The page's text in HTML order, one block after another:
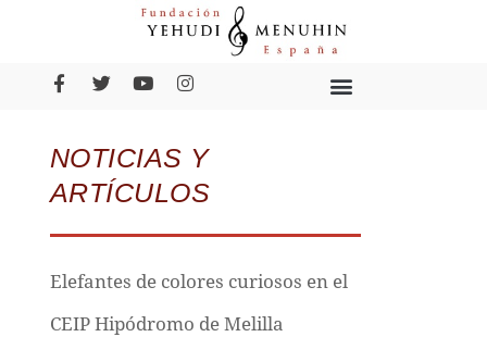
NOTICIAS Y
ARTÍCULOS
Elefantes de colores curiosos en el
CEIP Hipódromo de Melilla